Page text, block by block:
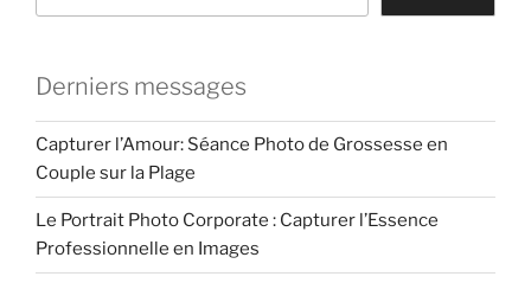
Derniers messages
Capturer l’Amour: Séance Photo de Grossesse en
Couple sur la Plage
Le Portrait Photo Corporate : Capturer l’Essence
Professionnelle en Images